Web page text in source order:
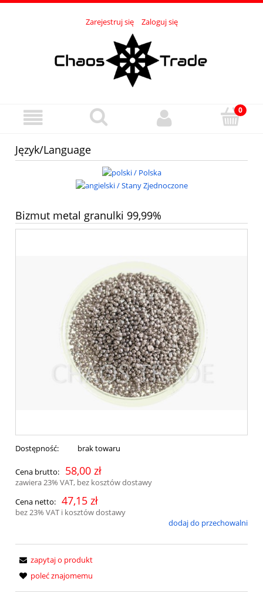
Zarejestruj się Zaloguj się
Język/Language
Bizmut metal granulki 99,99%
Dostępność: brak towaru
Cena brutto: 58,00 zł
zawiera 23% VAT, bez kosztów dostawy
Cena netto: 47,15 zł
bez 23% VAT i kosztów dostawy
dodaj do przechowalni
zapytaj o produkt
poleć znajomemu